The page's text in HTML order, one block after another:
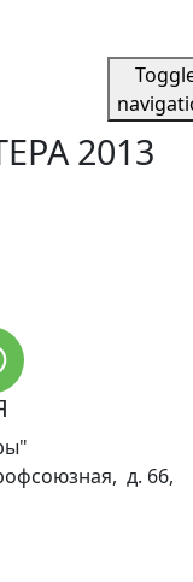
2013
д. 66,